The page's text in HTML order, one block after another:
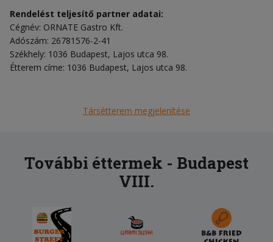
Rendelést teljesítő partner adatai:
Cégnév: ORNATE Gastro Kft.
Adószám: 26781576-2-41
Székhely: 1036 Budapest, Lajos utca 98.
Étterem címe: 1036 Budapest, Lajos utca 98.
Társétterem megjelenítése
További éttermek - Budapest
VIII.